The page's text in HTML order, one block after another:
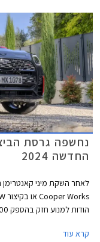
החדשה 2024
JCW צפויה להגיע ארצה באמצע שנת 2024.
קרא עוד